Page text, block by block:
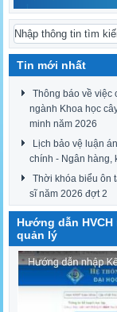
Tin mới nhất
Thông báo về việc
ngành Khoa học
minh năm 2026
Lịch bảo vệ luận
chính - Ngân hàng,
Thời khóa biểu ôn
sĩ năm 2026 đợt 2
Hướng dẫn
quản lý